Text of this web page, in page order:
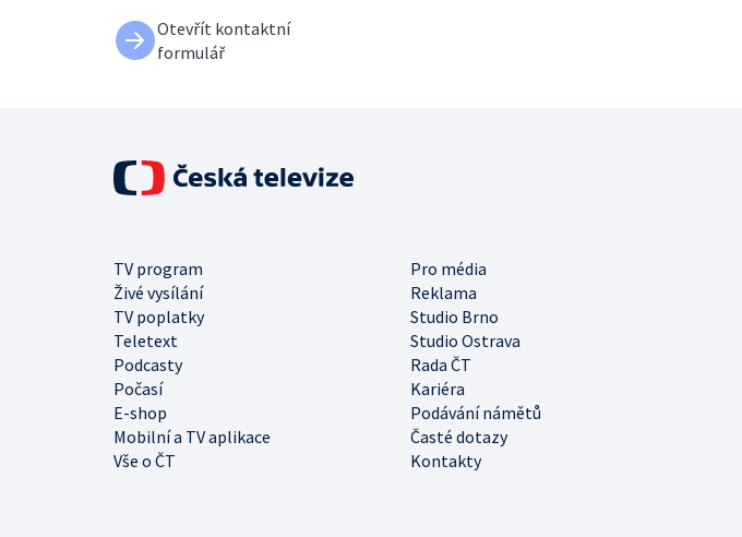
Otevřít kontaktní
formulář
TV program
Pro média
Živé vysílání
Reklama
TV poplatky
Studio Brno
Teletext
Studio Ostrava
Podcasty
Rada ČT
Počasí
Kariéra
E-shop
Podávání námětů
Mobilní a TV aplikace
Časté dotazy
Vše o ČT
Kontakty